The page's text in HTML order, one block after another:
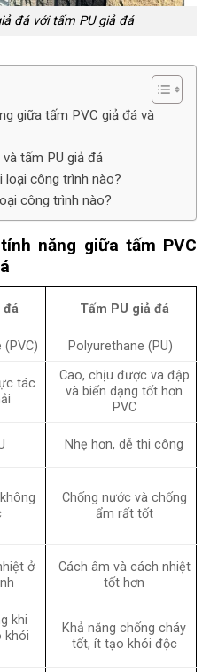
đá với tấm PU giả đá
giữa tấm PVC giả đá và
tấm PU giả đá
loại công trình nào?
công trình nào?
năng giữa tấm PVC
đá Tấm PU giả đá
(PVC) Polyurethane (PU)
tác
Cao, chịu được va đập
và biến dạng tốt hơn
PVC
Nhẹ hơn, dễ thi công
Chống nước và chống
ẩm rất tốt
ở
Cách âm và cách nhiệt
tốt hơn
khi
khói
Khả năng chống cháy
tốt, ít tạo khói độc